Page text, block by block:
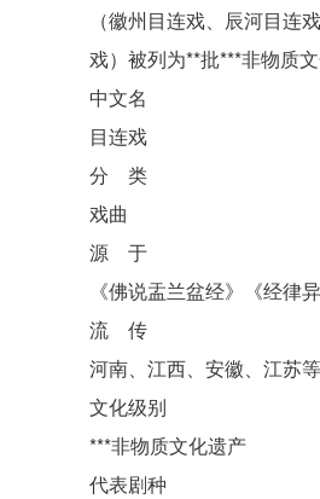
（徽州目连戏、 辰河目连戏
戏）被列为**批***非物质
中文名
目连戏
分 类
戏曲
源 于
《佛说盂兰盆经》《经律异
流 传
河南、江西、安徽、江苏
文化级别
***非物质文化遗产
代表剧种